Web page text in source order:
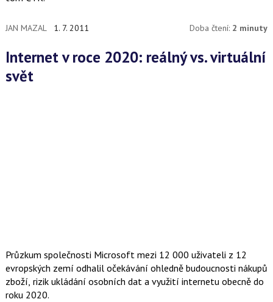
JAN MAZAL 1. 7. 2011 Doba čtení: 2 minuty
Internet v roce 2020: reálný vs. virtuální
svět
Průzkum společnosti Microsoft mezi 12 000 uživateli z 12
evropských zemí odhalil očekávání ohledně budoucnosti nákupů
zboží, rizik ukládání osobních dat a využití internetu obecně do
roku 2020.